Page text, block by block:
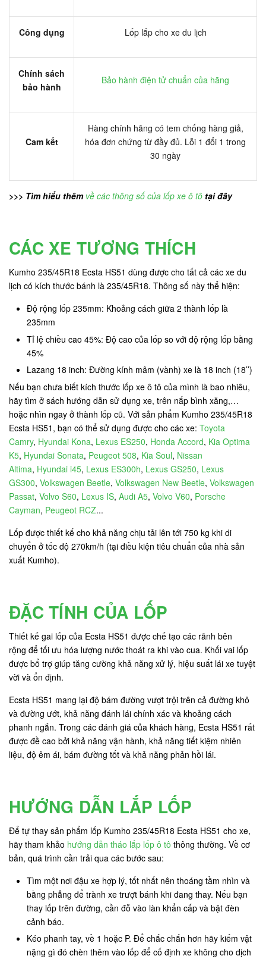
Công dụng Lốp lắp cho xe du lịch
Chính sách
bảo hành
Bảo hành điện tử chuẩn của hãng
Cam kết
Hàng chính hãng có tem chống hàng giả,
hóa đơn chứng từ đầy đủ. Lỗi 1 đổi 1 trong
30 ngày
>>> Tìm hiểu thêm về các thông số của lốp xe ô tô tại đây
CÁC XE TƯƠNG THÍCH
Kumho 235/45R18 Ecsta HS51 dùng được cho tất cả các xe du
lịch có kích thước bánh là 235/45R18. Thông số này thể hiện:
Độ rộng lốp 235mm: Khoảng cách giữa 2 thành lốp là
235mm
Tỉ lệ chiều cao 45%: Độ cao của lốp so với độ rộng lốp bằng
45%
Lazang 18 inch: Đường kính mâm (vành) xe là 18 inch (18’’)
Nếu bạn chưa biết kích thước lốp xe ô tô của mình là bao nhiêu,
hãy tìm ở sách hướng dẫn sử dụng xe, trên nắp bình xăng,…
hoặc nhìn ngay ở thành lốp cũ. Với sản phẩm Kumho 235/45R18
Ecsta HS51, bạn có thể sử dụng được cho các xe: Toyota
Camry, Hyundai Kona, Lexus ES250, Honda Accord, Kia Optima
K5, Hyundai Sonata, Peugeot 508, Kia Soul, Nissan
Altima, Hyundai i45, Lexus ES300h, Lexus GS250, Lexus
GS300, Volkswagen Beetle, Volkswagen New Beetle, Volkswagen
Passat, Volvo S60, Lexus IS, Audi A5, Volvo V60, Porsche
Cayman, Peugeot RCZ...
Lốp được thiết kế cho khả năng chịu tải lên tới 750 kg khi di
chuyển ở tốc độ 270km/h (tại điều kiện tiêu chuẩn của nhà sản
xuất Kumho).
ĐẶC TÍNH CỦA LỐP
Thiết kế gai lốp của Ecsta HS51 được chế tạo các rãnh bên
rộng để tối ưu hóa lượng nước thoát ra khi vào cua. Khối vai lốp
được bổ trợ giúp tăng cường khả năng xử lý, hiệu suất lái xe tuyệt
vời và ổn định.
Ecsta HS51 mang lại độ bám đường vượt trội trên cả đường khô
và đường ướt, khả năng đánh lái chính xác và khoảng cách
phanh ngắn. Trong các đánh giá của khách hàng, Ecsta HS51 rất
được đề cao bởi khả năng vận hành, khả năng tiết kiệm nhiên
liệu, độ êm ái, bám đường tốt và khả năng phản hồi lái.
HƯỚNG DẪN LẮP LỐP
Để tự thay sản phẩm lốp Kumho 235/45R18 Ecsta HS51 cho xe,
hãy tham khảo hướng dẫn tháo lắp lốp ô tô thông thường. Về cơ
bản, quá trình cần trải qua các bước sau:
Tìm một nơi đậu xe hợp lý, tốt nhất nên thoáng tầm nhìn và
bằng phẳng để trành xe trượt bánh khi đang thay. Nếu bạn
thay lốp trên đường, cần đỗ vào làn khẩn cấp và bật đèn
cảnh báo.
Kéo phanh tay, về 1 hoặc P. Để chắc chắn hơn hãy kiếm vật
nặng gì đó chèn thêm vào lốp để cố định xe không cho dịch